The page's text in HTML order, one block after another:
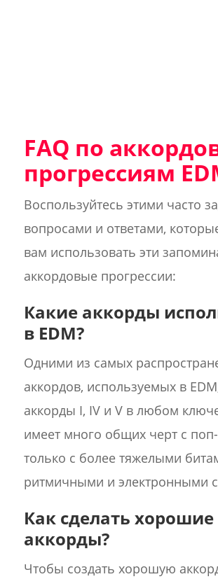
FAQ по
прогрессиям
Воспользуйтесь этими часто
вопросами и ответами,
вам использовать эти
аккордовые прогрессии:
Какие аккорды
в EDM?
Одними из самых
аккордов, используемых в
аккорды I, IV и V в любом
имеет много общих черт с
только с более тяжелыми
ритмичными и электронными
Как сделать хорошие
аккорды?
Чтобы создать хорошую